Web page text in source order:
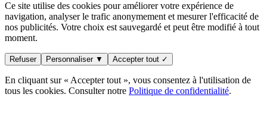
Ce site utilise des cookies pour améliorer votre expérience de
navigation, analyser le trafic anonymement et mesurer l'efficacité de
nos publicités. Votre choix est sauvegardé et peut être modifié à tout
moment.
Refuser Personnaliser ▼ Accepter tout ✓
En cliquant sur « Accepter tout », vous consentez à l'utilisation de
tous les cookies. Consulter notre Politique de confidentialité.